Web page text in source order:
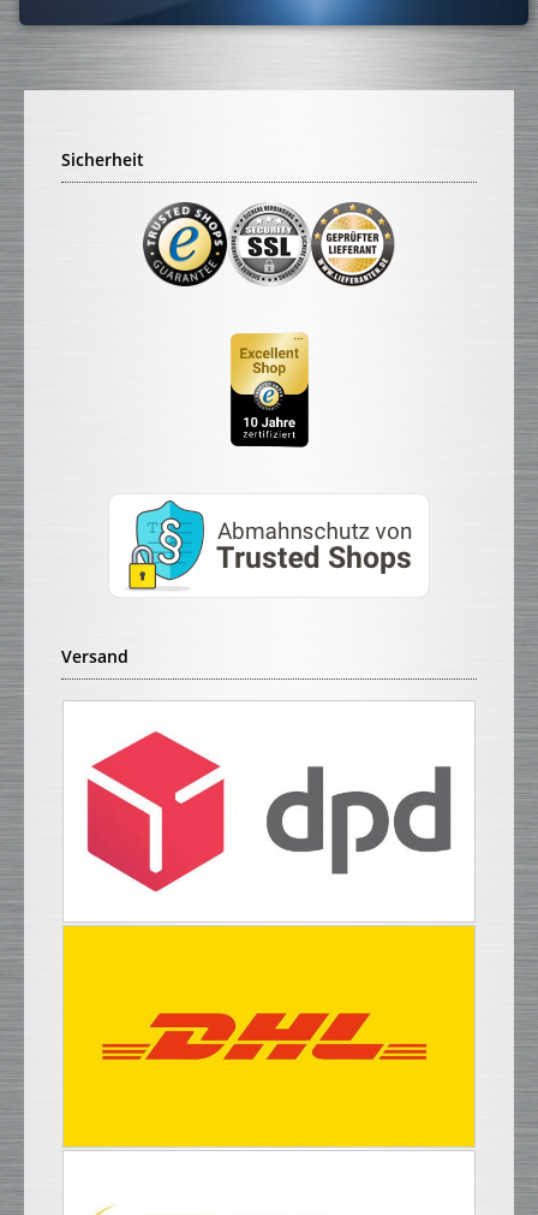
Sicherheit
Versand